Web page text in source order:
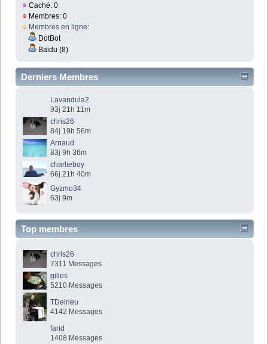
Caché: 0
Membres: 0
Membres en ligne:
DotBot
Baidu (8)
Derniers Membres
Lavandula2
93j 21h 11m
chris26
84j 19h 56m
Arnaud
83j 9h 36m
charlieboy
66j 21h 40m
Gyzmo34
63j 9m
Top membres
chris26
7311 Messages
gilles
5210 Messages
TDelrieu
4142 Messages
farid
1408 Messages